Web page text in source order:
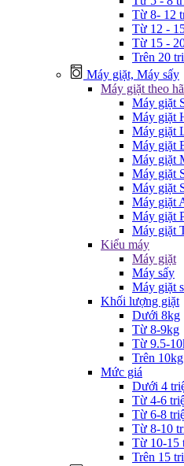
Từ 8- 12
Từ 12 -
Từ 15 -
Trên 20
Máy giặt, Máy sấy
Máy giặt theo
Máy giặt
Máy giặt
Máy giặt
Máy giặt
Máy giặt
Máy giặt
Máy giặt
Máy giặt
Máy giặt
Máy giặt
Kiểu máy
Máy giặt
Máy sấy
Máy giặt
Khối lượng giặt
Dưới 8kg
Từ 8-9kg
Từ 9.5-
Trên 10kg
Mức giá
Dưới 4
Từ 4-6
Từ 6-8
Từ 8-10
Từ 10-15
Trên 15